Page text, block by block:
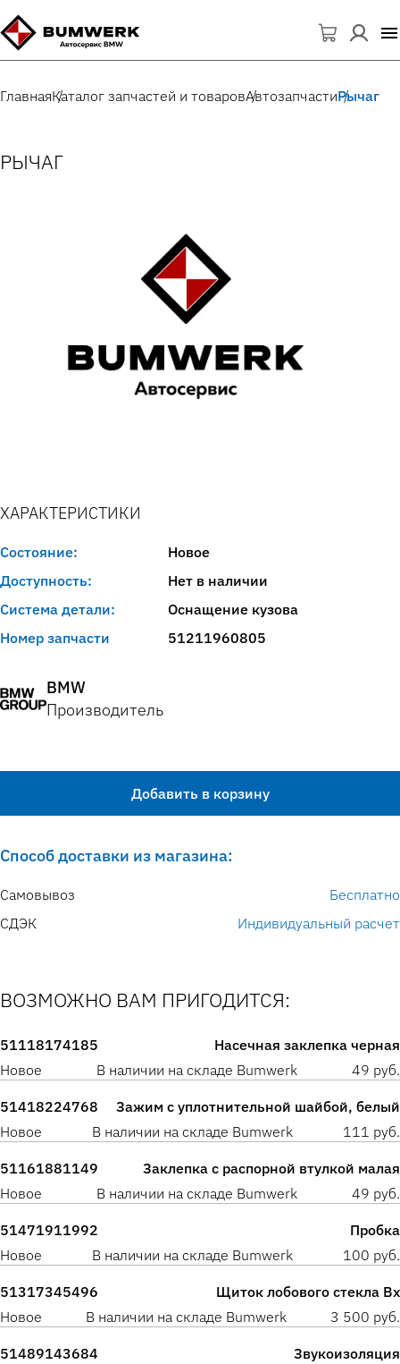
ГлавнаяКаталог запчастей и товаровАвтозапчастиРычаг
РЫЧАГ
ХАРАКТЕРИСТИКИ
Состояние:
Новое
Доступность:
Нет в наличии
Система детали:
Оснащение кузова
Номер запчасти
51211960805
BMW
Производитель
Добавить в корзину
Способ доставки из магазина:
Самовывоз
Бесплатно
СДЭК
Индивидуальный расчет
ВОЗМОЖНО ВАМ ПРИГОДИТСЯ:
51118174185
Насечная заклепка черная
Новое
В наличии на складе Bumwerk 49 руб.
51418224768
Зажим с уплотнительной шайбой, белый
Новое
В наличии на складе Bumwerk 111 руб.
51161881149
Заклепка с распорной втулкой малая
Новое
В наличии на складе Bumwerk 49 руб.
51471911992
Пробка
Новое
В наличии на складе Bumwerk 100 руб.
51317345496
Щиток лобового стекла Вх
Новое
В наличии на складе Bumwerk 3 500 руб.
51489143684
Звукоизоляция